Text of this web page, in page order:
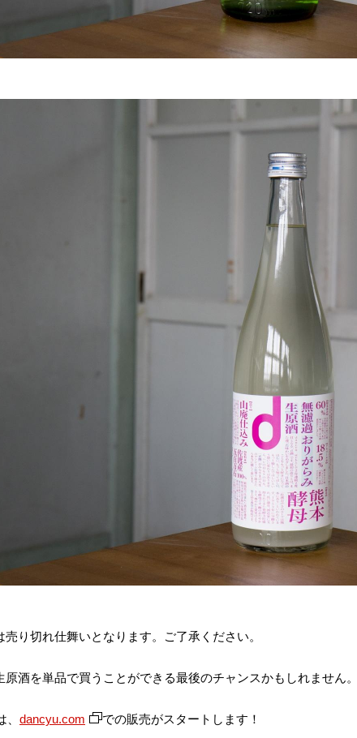
り切れ仕舞いとなります。ご了承ください。
原酒を単品で買うことができる最後のチャンスかもしれません
dancyu.com での販売がスタートします！